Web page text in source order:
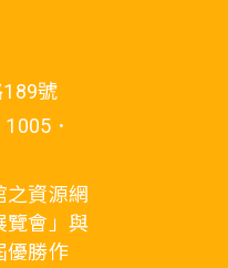
號
．
之資源網
覽會」與
優勝作